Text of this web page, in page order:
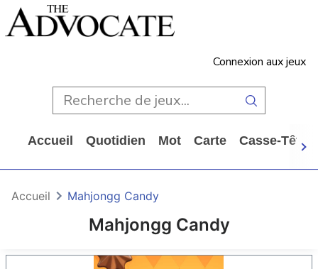
Connexion aux jeux
Accueil Quotidien Mot Carte Casse-Tête
Mahjongg Candy
Accueil Mahjongg Candy